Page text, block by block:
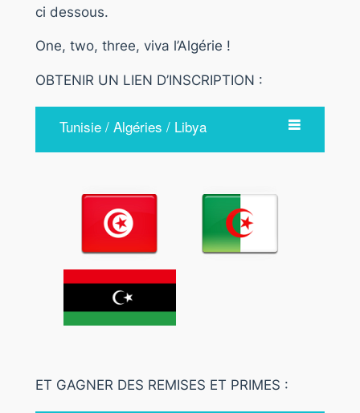
ci dessous.
One, two, three, viva l’Algérie !
OBTENIR UN LIEN D’INSCRIPTION :
Tunisie / Algéries / Libya
ET GAGNER DES REMISES ET PRIMES :